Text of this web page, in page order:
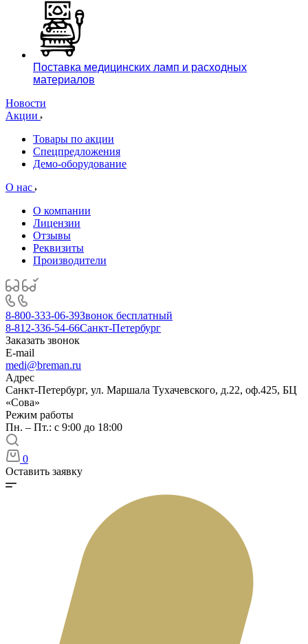
Поставка медицинских ламп и расходных
материалов
Новости
Акции
Товары по акции
Спецпредложения
Демо-оборудование
О нас
О компании
Лицензии
Отзывы
Реквизиты
Производители
8-800-333-06-39Звонок бесплатный
8-812-336-54-66Санкт-Петербург
Заказать звонок
E-mail
medi@breman.ru
Адрес
Санкт-Петербург, ул. Маршала Тухачевского, д.22, оф.425, БЦ
«Сова»
Режим работы
Пн. – Пт.: с 9:00 до 18:00
0
Оставить заявку